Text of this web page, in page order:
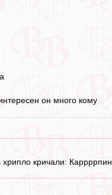
он много кому
кричали: